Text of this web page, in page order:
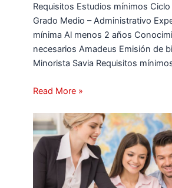
Requisitos Estudios mínimos
Grado Medio – Administrativo
mínima Al menos 2 años
necesarios Amadeus Emisión de
Minorista Savia Requisitos
Read More »